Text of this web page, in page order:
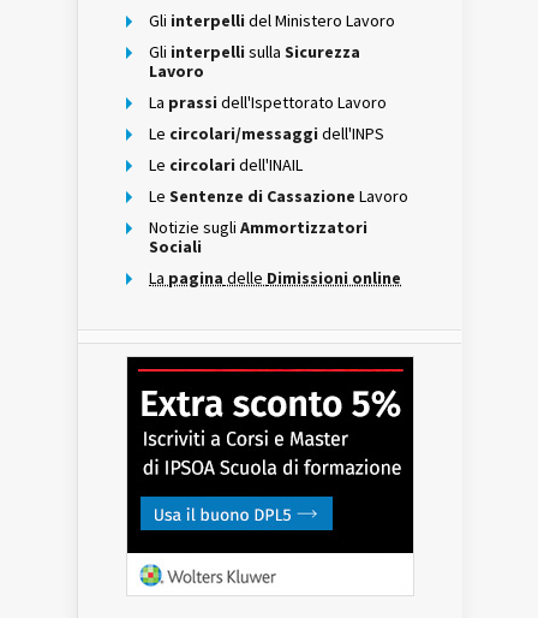
Gli interpelli del Ministero Lavoro
Gli interpelli sulla Sicurezza
Lavoro
La prassi dell'Ispettorato Lavoro
Le circolari/messaggi dell'INPS
Le circolari dell'INAIL
Le Sentenze di Cassazione Lavoro
Notizie sugli Ammortizzatori
Sociali
La pagina delle Dimissioni online